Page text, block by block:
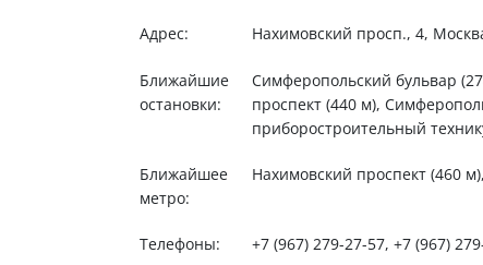
Адрес: Нахимовский просп., 4,
Ближайшие
остановки:
Симферопольский бульвар
проспект (440 м),
приборостроительный
Ближайшее
метро:
Нахимовский проспект (460
Телефоны: +7 (967) 279-27-57, +7 (967)